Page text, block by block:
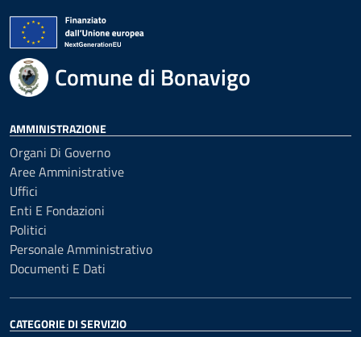
Comune di Bonavigo
AMMINISTRAZIONE
Organi Di Governo
Aree Amministrative
Uffici
Enti E Fondazioni
Politici
Personale Amministrativo
Documenti E Dati
CATEGORIE DI SERVIZIO